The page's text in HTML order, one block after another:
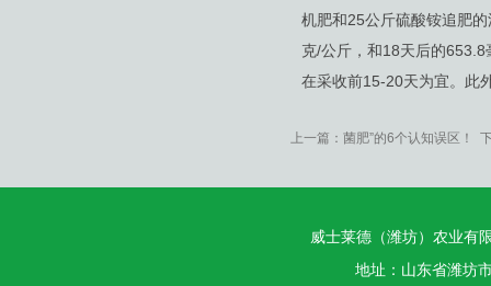
机肥和25公斤硫酸铵追肥
克/公斤，和18天后的
在采收前15-20天为宜。此
上一篇： 菌肥”的6个认知误区！
威士莱德（潍坊）农业
地址：山东省潍坊